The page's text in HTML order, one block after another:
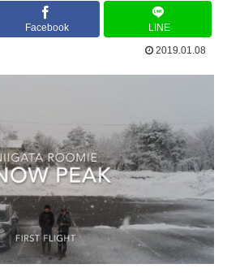
Facebook
LINE
2019.01.08